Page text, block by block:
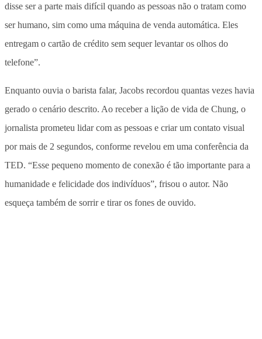
disse ser a parte mais difícil quando as pessoas não o tratam como
ser humano, sim como uma máquina de venda automática. Eles
entregam o cartão de crédito sem sequer levantar os olhos do
telefone”.
Enquanto ouvia o barista falar, Jacobs recordou quantas vezes havia
gerado o cenário descrito. Ao receber a lição de vida de Chung, o
jornalista prometeu lidar com as pessoas e criar um contato visual
por mais de 2 segundos, conforme revelou em uma conferência da
TED. “Esse pequeno momento de conexão é tão importante para a
humanidade e felicidade dos indivíduos”, frisou o autor. Não
esqueça também de sorrir e tirar os fones de ouvido.